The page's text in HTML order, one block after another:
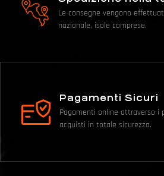
Le consegne vengono
nazionale, isole comprese.
Pagamenti Sicuri
Pagamenti online attraverso i
acquisti in totale sicurezza.